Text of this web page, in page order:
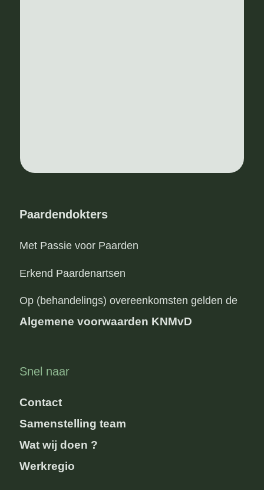
Paardendokters
Met Passie voor Paarden
Erkend Paardenartsen
Op (behandelings) overeenkomsten gelden de
Algemene voorwaarden KNMvD
Snel naar
Contact
Samenstelling team
Wat wij doen ?
Werkregio